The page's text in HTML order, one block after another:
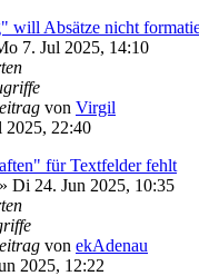
will Absätze nicht
7. Jul 2025, 14:10
von Virgil
2025, 22:40
für Textfelder fehlt
» Di 24. Jun 2025, 10:35
von ekAdenau
2025, 12:22